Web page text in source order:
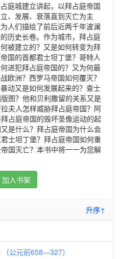
庭城建立讲起，以拜占庭帝国
、发展、衰落直到灭亡为主
人们描绘了前后近两千年波澜
历史长卷。作为城市，拜占庭
被建立的？又是如何转变为拜
国的首都君士坦丁堡？哥特人
进犯拜占庭帝国的？又为何最
欧洲？西罗马帝国如何覆灭？
动又是如何发展起来的？查士
图？他和贝利撒留的关系又是
夫人怎样威胁拜占庭帝国？阿
占庭帝国的毁坏圣像运动的起
是什么？拜占庭帝国为什么会
士坦丁堡？拜占庭帝国如何重
国灭亡？本书中将一一为您解
加入书架
升序↑
公元前658—327）